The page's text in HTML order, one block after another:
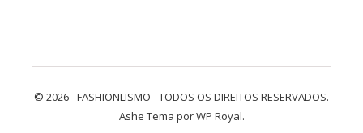
© 2026 - FASHIONLISMO - TODOS OS DIREITOS RESERVADOS.
Ashe Tema porWP Royal.